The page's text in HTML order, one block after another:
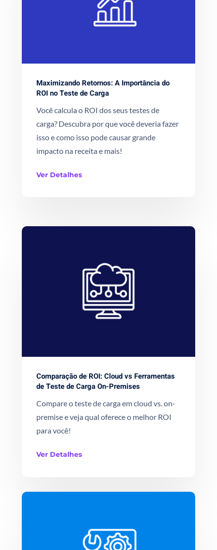
Maximizando Retornos: A Importância do
ROI no Teste de Carga
Você calcula o ROI dos seus testes de
carga? Descubra por que você deveria fazer
isso e como isso pode causar grande
impacto na receita e mais!
Ver Detalhes
Comparação de ROI: Cloud vs Ferramentas
de Teste de Carga On-Premises
Compare o teste de carga em cloud vs. on-
premise e veja qual oferece o melhor ROI
para você!
Ver Detalhes